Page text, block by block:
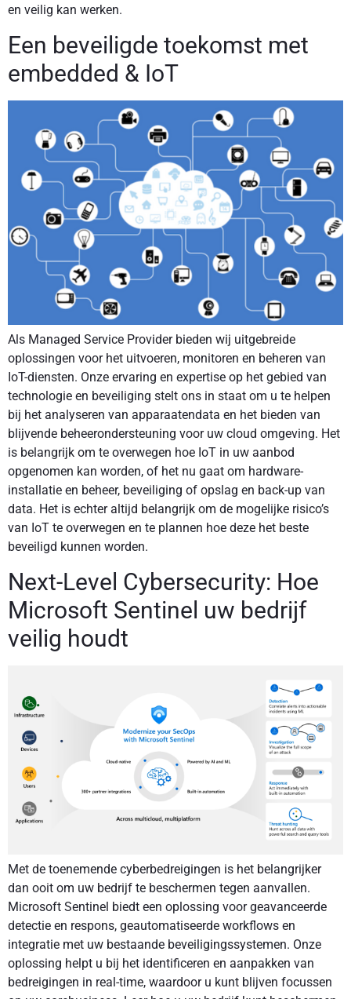
en veilig kan werken.
Een beveiligde toekomst met
embedded & IoT
Als Managed Service Provider bieden wij uitgebreide
oplossingen voor het uitvoeren, monitoren en beheren van
IoT-diensten. Onze ervaring en expertise op het gebied van
technologie en beveiliging stelt ons in staat om u te helpen
bij het analyseren van apparaatendata en het bieden van
blijvende beheerondersteuning voor uw cloud omgeving. Het
is belangrijk om te overwegen hoe IoT in uw aanbod
opgenomen kan worden, of het nu gaat om hardware-
installatie en beheer, beveiliging of opslag en back-up van
data. Het is echter altijd belangrijk om de mogelijke risico’s
van IoT te overwegen en te plannen hoe deze het beste
beveiligd kunnen worden.
Next-Level Cybersecurity: Hoe
Microsoft Sentinel uw bedrijf
veilig houdt
Met de toenemende cyberbedreigingen is het belangrijker
dan ooit om uw bedrijf te beschermen tegen aanvallen.
Microsoft Sentinel biedt een oplossing voor geavanceerde
detectie en respons, geautomatiseerde workflows en
integratie met uw bestaande beveiligingssystemen. Onze
oplossing helpt u bij het identificeren en aanpakken van
bedreigingen in real-time, waardoor u kunt blijven focussen